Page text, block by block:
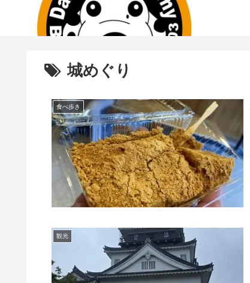
城めぐり
食べ歩き
観光